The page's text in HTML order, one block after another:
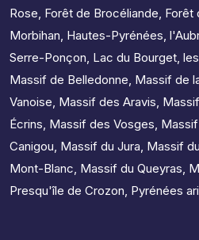
Rose, Forêt de Brocéliande, Forêt
Morbihan, Hautes-Pyrénées,
Serre-Ponçon, Lac du Bourget,
Massif de Belledonne, Massif de
Vanoise, Massif des Aravis,
Écrins, Massif des Vosges,
Canigou, Massif du Jura, Massif
Mont-Blanc, Massif du Queyras,
Presqu'île de Crozon, Pyrénées